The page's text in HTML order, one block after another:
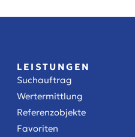
LEISTUNGEN
Suchauftrag
Wertermittlung
Referenzobjekte
Favoriten